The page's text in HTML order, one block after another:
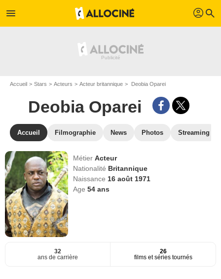
menu profil search
Accueil Stars Acteurs Acteur britannique Deobia Oparei
Deobia Oparei
Accueil Filmographie News Photos Streaming
MétierActeur
Nationalité Britannique
Naissance 16 août 1971
Age54 ans
32
ans de carrière
26
films et séries tournés